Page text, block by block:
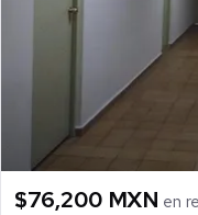
$76,200 MXN en